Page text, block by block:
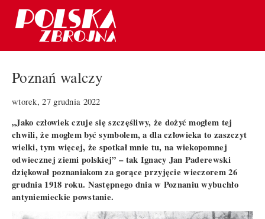
Poznań walczy
wtorek, 27 grudnia 2022
„Jako człowiek czuje się szczęśliwy, że dożyć mogłem tej
chwili, że mogłem być symbolem, a dla człowieka to zaszczyt
wielki, tym więcej, że spotkał mnie tu, na wiekopomnej
odwiecznej ziemi polskiej” – tak Ignacy Jan Paderewski
dziękował poznaniakom za gorące przyjęcie wieczorem 26
grudnia 1918 roku. Następnego dnia w Poznaniu wybuchło
antyniemieckie powstanie.